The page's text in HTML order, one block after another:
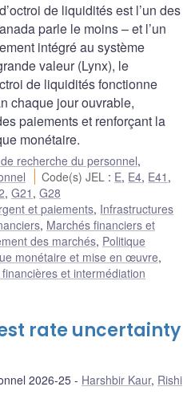
de liquidités est l’un des
parle le moins – et l’un
intégré au système
valeur (Lynx), le
de liquidités fonctionne
chaque jour ouvrable,
paiements et renforçant la
monétaire.
recherche du personnel,
Code(s) JEL : E, E4, E41 ,
, G21 , G28
et paiements, Infrastructures
, Marchés financiers et
des marchés, Politique
monétaire et mise en œuvre,
et intermédiation
rate uncertainty
2026-25 Harshbir Kaur, Rishi